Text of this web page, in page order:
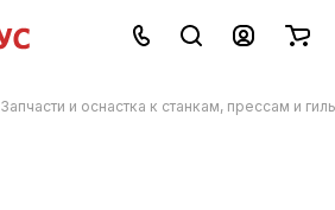
Запчасти и оснастка к станкам, прессам и